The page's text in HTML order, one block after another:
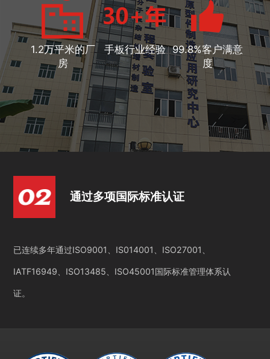
1.2万平米的厂
房
手板行业经验 99.8%客户满意
度
通过多项国际标准认证
已连续多年通过ISO9001、IS014001、ISO27001、
IATF16949、ISO13485、ISO45001国际标准管理体系认
证。